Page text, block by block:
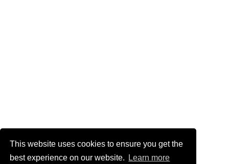
This website uses cookies to ensure you get the
best experience on our website.
Learn more